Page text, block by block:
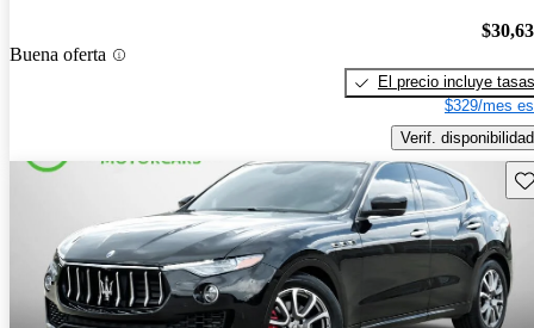
Buena oferta
El precio incluye tasas
$329/mes
Verif. disponibilidad